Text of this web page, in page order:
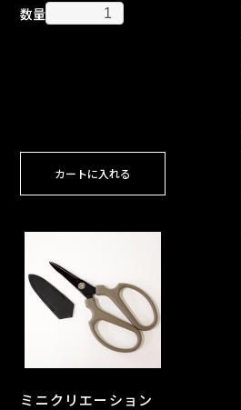
数量
カートに入れる
ミニクリエーション